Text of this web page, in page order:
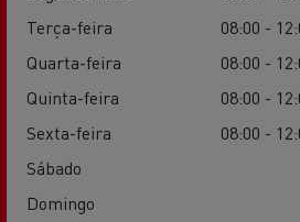
Terça-feira
08:00 -
Quarta-feira
08:00 -
Quinta-feira
08:00 -
Sexta-feira
08:00 -
Sábado
Domingo